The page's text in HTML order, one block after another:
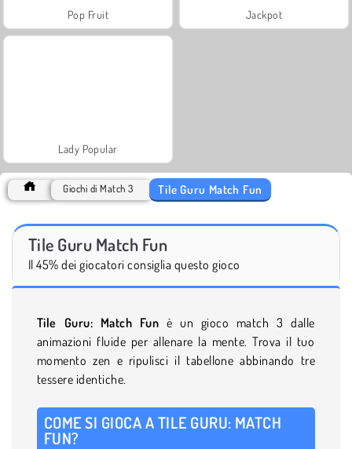
Pop Fruit Jackpot
Lady Popular
Giochi di Match 3 Tile Guru Match Fun
Tile Guru Match Fun
Il 45% dei giocatori consiglia questo gioco
Tile Guru: Match Funè un gioco match 3 dalle
animazioni fluide per allenare la mente. Trova il tuo
momento zen e ripulisci il tabellone abbinando tre
tessere identiche.
COME SI GIOCA A TILE GURU: MATCH
FUN?